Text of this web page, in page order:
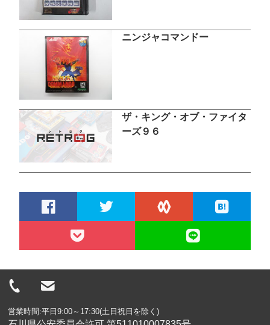
ニンジャコマンドー
ザ・キング・オブ・ファイタ
ーズ９６
営業時間:平日9:00～17:30(土日祝日を除く)